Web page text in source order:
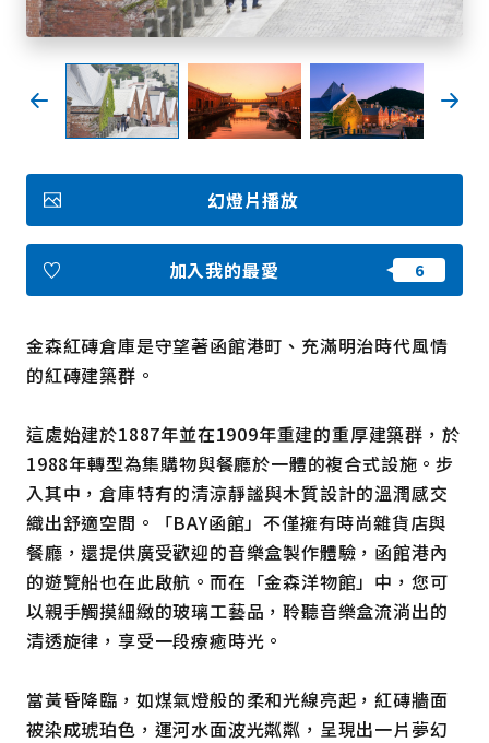
Face
book
Insta
gram
YouT
ube
Insta
gram
Face
book
照片集
影片
觀光手冊
使用條款
隱私權政策摘要
Cookie 政策
金森紅磚倉庫是守望著函館港町、充滿明治時代風情
的紅磚建築群。
這處始建於1887年並在1909年重建的重厚建築群，於
1988年轉型為集購物與餐廳於一體的複合式設施。步
入其中，倉庫特有的清涼靜謐與木質設計的溫潤感交
織出舒適空間。「BAY函館」不僅擁有時尚雜貨店與
餐廳，還提供廣受歡迎的音樂盒製作體驗，函館港內
的遊覽船也在此啟航。而在「金森洋物館」中，您可
以親手觸摸細緻的玻璃工藝品，聆聽音樂盒流淌出的
清透旋律，享受一段療癒時光。
當黃昏降臨，如煤氣燈般的柔和光線亮起，紅磚牆面
被染成琥珀色，運河水面波光粼粼，呈現出一片夢幻
幻燈片播放
加入我的最愛